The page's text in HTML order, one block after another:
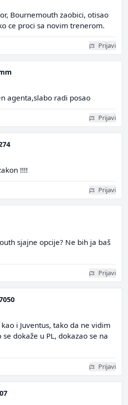
Bournemouth zaobici, otisao
ce proci sa novim trenerom.
Prijavi
agenta,slabo radi posao
Prijavi
!!!!
Prijavi
sjajne opcije? Ne bih ja baš
Prijavi
i Juventus, tako da ne vidim
dokaže u PL, dokazao se na
Prijavi